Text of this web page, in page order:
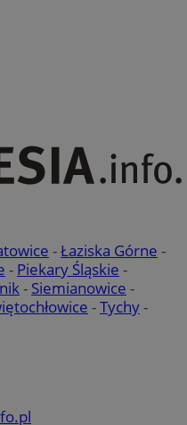
-Łaziska Górne -
- Piekary Śląskie -
- Siemianowice -
-Tychy-